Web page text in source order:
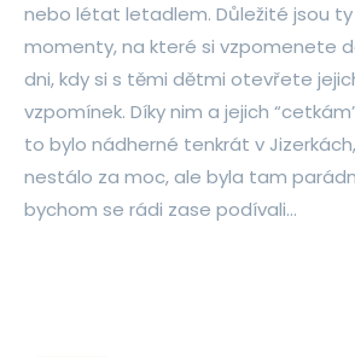
nebo létat letadlem. Důležité jsou
momenty, na které si vzpomenete
dni, kdy si s těmi dětmi otevřete
vzpomínek. Díky nim a jejich
to bylo nádherné tenkrát v
nestálo za moc, ale byla tam
bychom se rádi zase podívali…